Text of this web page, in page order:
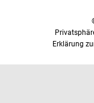
Erklärung